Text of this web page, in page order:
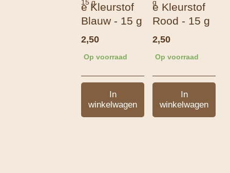
e Kleurstof
Blauw - 15 g
2,50
Op voorraad
In
winkelwagen
e Kleurstof
Rood - 15 g
2,50
Op voorraad
In
winkelwagen